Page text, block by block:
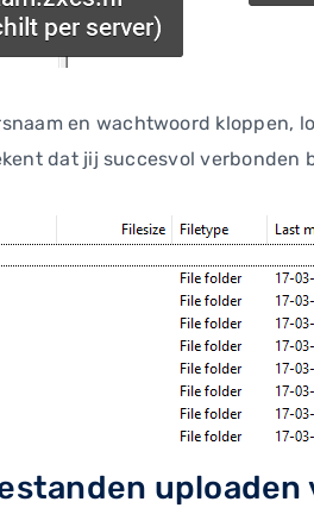
en wachtwoord kloppen,
dat jij succesvol verbonden
uploaden